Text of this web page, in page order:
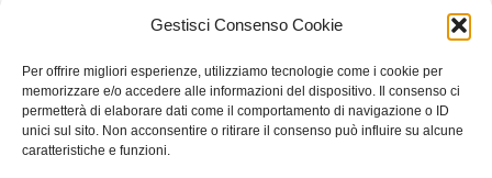
Gestisci Consenso Cookie
Per offrire migliori esperienze, utilizziamo tecnologie come i cookie per
memorizzare e/o accedere alle informazioni del dispositivo. Il consenso ci
permetterà di elaborare dati come il comportamento di navigazione o ID
unici sul sito. Non acconsentire o ritirare il consenso può influire su alcune
caratteristiche e funzioni.
The information contained in this website is for general information
while we endeavour to keep the information up to date and correct, we
make no representations or warranties of any kind, express or implied,
about the completeness, accuracy, reliability, suitability or availability
with respect to the website or the information, products, services, or
related graphics contained on the website for any purpose. Any